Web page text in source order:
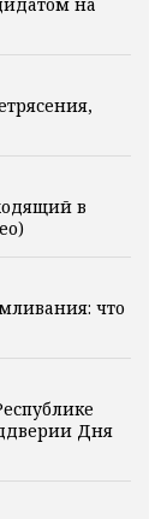
на
в
что
Дня